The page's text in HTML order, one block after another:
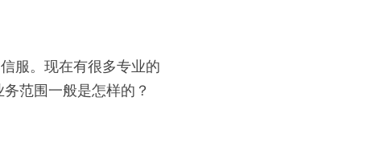
服。现在有很多专业的
务范围一般是怎样的？